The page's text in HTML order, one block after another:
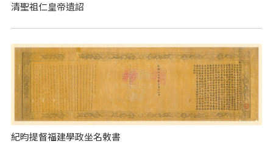
清聖祖仁皇帝遺詔
紀昀提督福建學政坐名敕書